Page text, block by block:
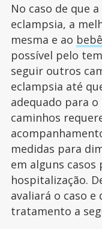
No caso de que
eclampsia, a
mesma e ao bebê
possível pelo
seguir outros
eclampsia até
adequado para
caminhos
medidas para
em alguns casos
hospitalização.
avaliará o caso
tratamento a